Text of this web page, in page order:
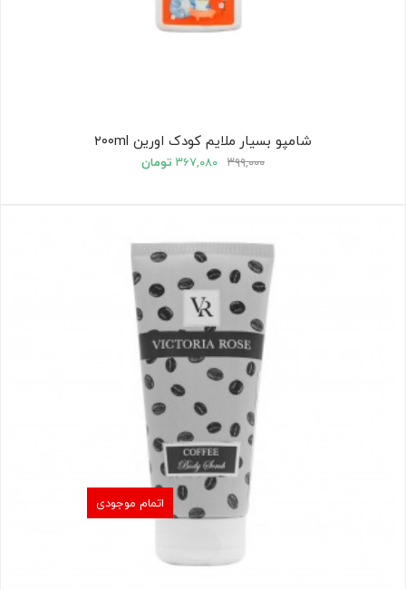
شامپو بسیار ملایم کودک اورین ۲۰۰ml
۳۹۹,۰۰۰ ۳۶۷,۰۸۰ تومان
اتمام موجودی